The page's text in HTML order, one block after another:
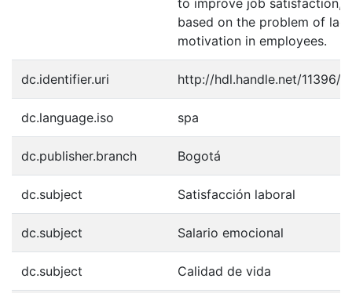
to improve job satisfaction,
based on the problem of
motivation in employees.
dc.identifier.uri http://hdl.handle.net/11396/
dc.language.iso spa
dc.publisher.branch Bogotá
dc.subject Satisfacción laboral
dc.subject Salario emocional
dc.subject Calidad de vida